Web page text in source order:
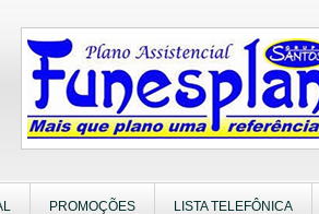
PROMOÇÕES LISTA TELEFÔNICA